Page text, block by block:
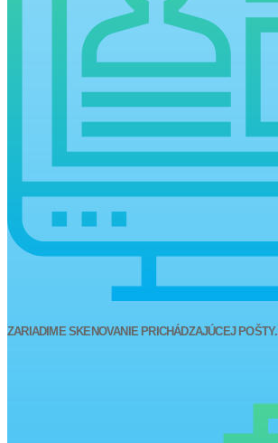
ZARIADIME SKENOVANIE PRICHÁDZAJÚCEJ POŠTY.